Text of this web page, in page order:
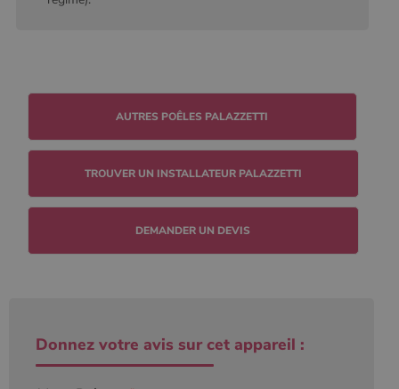
TROUVER UN INSTALLATEUR PALAZZETTI
DEMANDER UN DEVIS
Donnez votre avis sur cet appareil :